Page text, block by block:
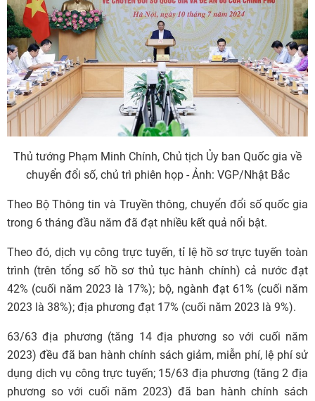
Thủ tướng Phạm Minh Chính, Chủ tịch Ủy ban Quốc gia về
chuyển đổi số, chủ trì phiên họp - Ảnh: VGP/Nhật Bắc
Theo Bộ Thông tin và Truyền thông, chuyển đổi số quốc gia
trong 6 tháng đầu năm đã đạt nhiều kết quả nổi bật.
Theo đó, dịch vụ công trực tuyến, tỉ lệ hồ sơ trực tuyến toàn
trình (trên tổng số hồ sơ thủ tục hành chính) cả nước đạt
42% (cuối năm 2023 là 17%); bộ, ngành đạt 61% (cuối năm
2023 là 38%); địa phương đạt 17% (cuối năm 2023 là 9%).
63/63 địa phương (tăng 14 địa phương so với cuối năm
2023) đều đã ban hành chính sách giảm, miễn phí, lệ phí sử
dụng dịch vụ công trực tuyến; 15/63 địa phương (tăng 2 địa
phương so với cuối năm 2023) đã ban hành chính sách